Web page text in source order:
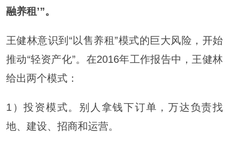
融养租’”。
王健林意识到“以售养租”模式的巨大风险，开始
推动“轻资产化”。在2016年工作报告中，王健林
给出两个模式：
1）投资模式。别人拿钱下订单，万达负责找
地、建设、招商和运营。